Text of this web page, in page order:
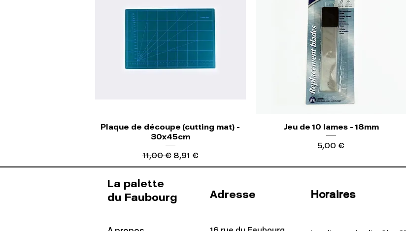
Plaque de découpe (cutting mat) -
30x45cm
Precio
11,00 € Precio de oferta
8,91 €
Jeu de 10 lames - 18mm
Precio
5,00 €
La palette
du Faubourg
Adresse Horaires